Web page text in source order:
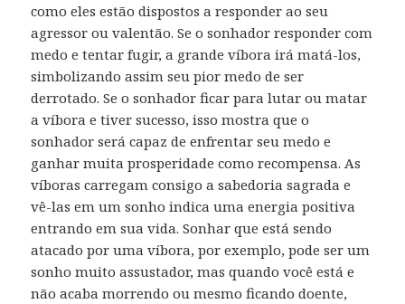
como eles estão dispostos a responder ao seu
agressor ou valentão. Se o sonhador responder com
medo e tentar fugir, a grande víbora irá matá-los,
simbolizando assim seu pior medo de ser
derrotado. Se o sonhador ficar para lutar ou matar
a víbora e tiver sucesso, isso mostra que o
sonhador será capaz de enfrentar seu medo e
ganhar muita prosperidade como recompensa. As
víboras carregam consigo a sabedoria sagrada e
vê-las em um sonho indica uma energia positiva
entrando em sua vida. Sonhar que está sendo
atacado por uma víbora, por exemplo, pode ser um
sonho muito assustador, mas quando você está e
não acaba morrendo ou mesmo ficando doente,